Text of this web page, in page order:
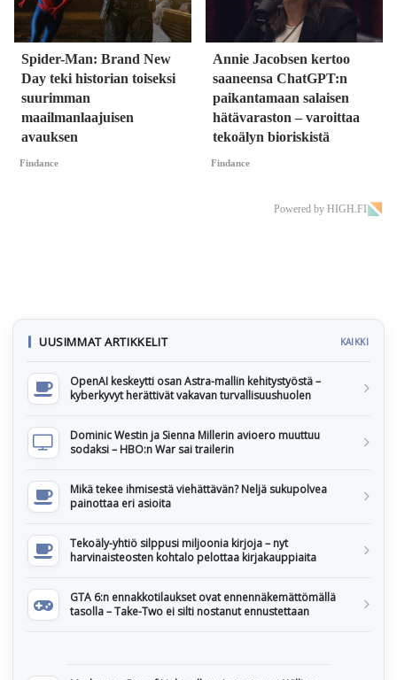
Spider-Man: Brand New
Day teki historian toiseksi
suurimman
maailmanlaajuisen
avauksen
Findance
Annie Jacobsen kertoo
saaneensa ChatGPT:n
paikantamaan salaisen
hätävaraston – varoittaa
tekoälyn bioriskistä
Findance
Powered by HIGH.FI
UUSIMMAT ARTIKKELIT KAIKKI
OpenAI keskeytti osan Astra-mallin kehitystyöstä –
kyberkyvyt herättivät vakavan turvallisuushuolen
Dominic Westin ja Sienna Millerin avioero muuttuu
sodaksi – HBO:n War sai trailerin
Mikä tekee ihmisestä viehättävän? Neljä sukupolvea
painottaa eri asioita
Tekoäly-yhtiö silppusi miljoonia kirjoja – nyt
harvinaisteosten kohtalo pelottaa kirjakauppiaita
GTA 6:n ennakkotilaukset ovat ennennäkemättömällä
tasolla – Take-Two ei silti nostanut ennustettaan